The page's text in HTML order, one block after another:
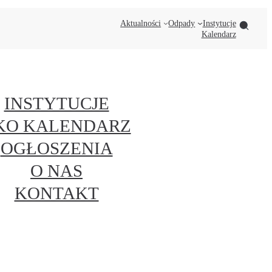
Aktualności Odpady
Instytucje
Kalendarz
INSTYTUCJE
KALENDARZ
OGŁOSZENIA
O NAS
KONTAKT